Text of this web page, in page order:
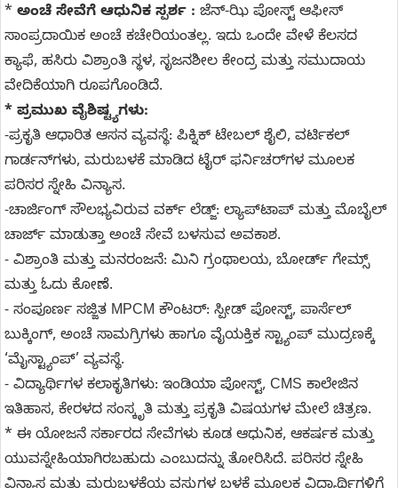
* ಅಂಚೆ ಸೇವೆಗೆ ಆಧುನಿಕ ಸ್ಪರ್ಶ : ಜೆನ್-ಝಿ ಪೋಸ್ಟ್ ಆಫೀಸ್
ಸಾಂಪ್ರದಾಯಿಕ ಅಂಚೆ ಕಚೇರಿಯಂತಲ್ಲ. ಇದು ಒಂದೇ ವೇಳೆ ಕೆಲಸದ
ಕ್ಯಾಫೆ, ಹಸಿರು ವಿಶ್ರಾಂತಿ ಸ್ಥಳ, ಸೃಜನಶೀಲ ಕೇಂದ್ರ ಮತ್ತು ಸಮುದಾಯ
ವೇದಿಕೆಯಾಗಿ ರೂಪಗೊಂಡಿದೆ.
* ಪ್ರಮುಖ ವೈಶಿಷ್ಟ್ಯಗಳು:
-ಪ್ರಕೃತಿ ಆಧಾರಿತ ಆಸನ ವ್ಯವಸ್ಥೆ: ಪಿಕ್ನಿಕ್ ಟೇಬಲ್ ಶೈಲಿ, ವರ್ಟಿಕಲ್
ಗಾರ್ಡನ್‌ಗಳು, ಮರುಬಳಕೆ ಮಾಡಿದ ಟೈರ್ ಫರ್ನಿಚರ್‌ಗಳ ಮೂಲಕ
ಪರಿಸರ ಸ್ನೇಹಿ ವಿನ್ಯಾಸ.
-ಚಾರ್ಜಿಂಗ್ ಸೌಲಭ್ಯವಿರುವ ವರ್ಕ್ ಲೆಡ್ಜ್: ಲ್ಯಾಪ್‌ಟಾಪ್ ಮತ್ತು ಮೊಬೈಲ್
ಚಾರ್ಜ್ ಮಾಡುತ್ತಾ ಅಂಚೆ ಸೇವೆ ಬಳಸುವ ಅವಕಾಶ.
- ವಿಶ್ರಾಂತಿ ಮತ್ತು ಮನರಂಜನೆ: ಮಿನಿ ಗ್ರಂಥಾಲಯ, ಬೋರ್ಡ್ ಗೇಮ್ಸ್
ಮತ್ತು ಓದು ಕೋಣೆ.
- ಸಂಪೂರ್ಣ ಸಜ್ಜಿತ MPCM ಕೌಂಟರ್: ಸ್ಪೀಡ್ ಪೋಸ್ಟ್, ಪಾರ್ಸೆಲ್
ಬುಕ್ಕಿಂಗ್, ಅಂಚೆ ಸಾಮಗ್ರಿಗಳು ಹಾಗೂ ವೈಯಕ್ತಿಕ ಸ್ಟ್ಯಾಂಪ್ ಮುದ್ರಣಕ್ಕೆ
‘ಮೈಸ್ಟ್ಯಾಂಪ್’ ವ್ಯವಸ್ಥೆ.
- ವಿದ್ಯಾರ್ಥಿಗಳ ಕಲಾಕೃತಿಗಳು: ಇಂಡಿಯಾ ಪೋಸ್ಟ್, CMS ಕಾಲೇಜಿನ
ಇತಿಹಾಸ, ಕೇರಳದ ಸಂಸ್ಕೃತಿ ಮತ್ತು ಪ್ರಕೃತಿ ವಿಷಯಗಳ ಮೇಲೆ ಚಿತ್ರಣ.
* ಈ ಯೋಜನೆ ಸರ್ಕಾರದ ಸೇವೆಗಳು ಕೂಡ ಆಧುನಿಕ, ಆಕರ್ಷಕ ಮತ್ತು
ಯುವಸ್ನೇಹಿಯಾಗಿರಬಹುದು ಎಂಬುದನ್ನು ತೋರಿಸಿದೆ. ಪರಿಸರ ಸ್ನೇಹಿ